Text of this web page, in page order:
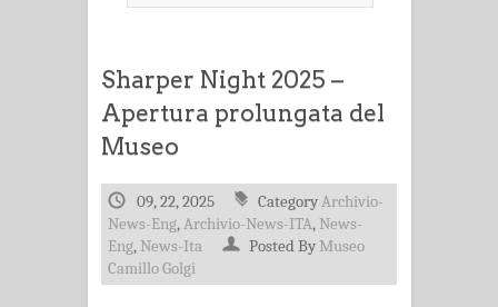
Sharper Night 2025 –
Apertura prolungata del
Museo
09, 22, 2025 CategoryArchivio-
News-Eng,Archivio-News-ITA, News-
Eng, News-Ita Posted By Museo
Camillo Golgi